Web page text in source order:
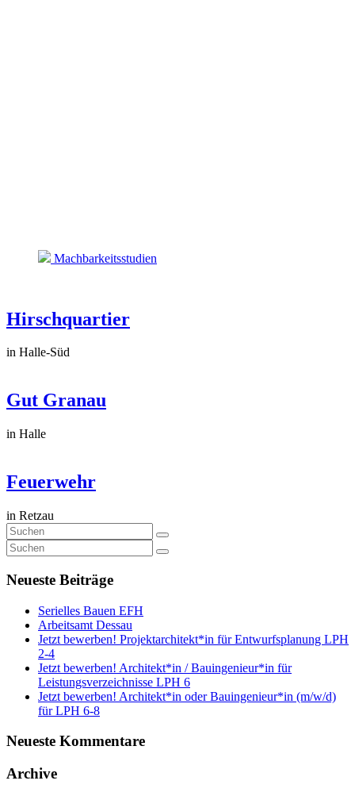
Machbarkeitsstudien
Hirschquartier
in Halle-Süd
Gut Granau
in Halle
Feuerwehr
in Retzau
Neueste Beiträge
Serielles Bauen EFH
Arbeitsamt Dessau
Jetzt bewerben! Projektarchitekt*in für Entwurfsplanung LPH
2-4
Jetzt bewerben! Architekt*in / Bauingenieur*in für
Leistungsverzeichnisse LPH 6
Jetzt bewerben! Architekt*in oder Bauingenieur*in (m/w/d)
für LPH 6-8
Neueste Kommentare
Archive